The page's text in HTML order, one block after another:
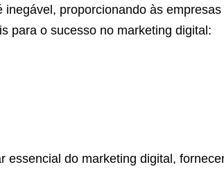
proporcionando às
para o sucesso no marketing digital:
do marketing digital,